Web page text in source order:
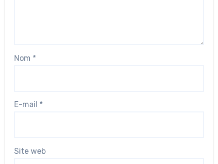
Nom *
E-mail *
Site web